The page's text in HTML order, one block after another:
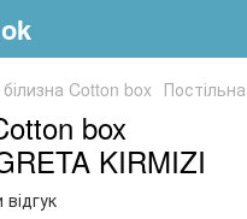
Cotton box
box
KIRMIZI